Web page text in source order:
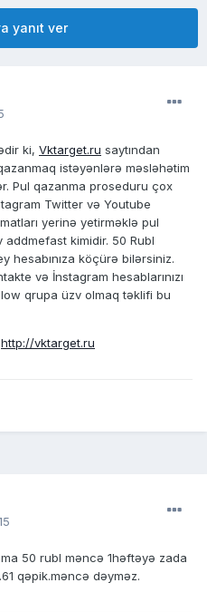
yanıt ver
ki, Vktarget.ru saytından
istəyənlərə məsləhətim
Pul qazanma proseduru çox
Twitter və Youtube
yerinə yetirməklə pul
kimidir. 50 Rubl
hesabınıza köçürə bilərsiniz.
və İnstagram hesablarınızı
qrupa üzv olmaq təklifi bu
http://vktarget.ru
50 rubl məncə 1həftəyə zada
qəpik.məncə dəyməz.